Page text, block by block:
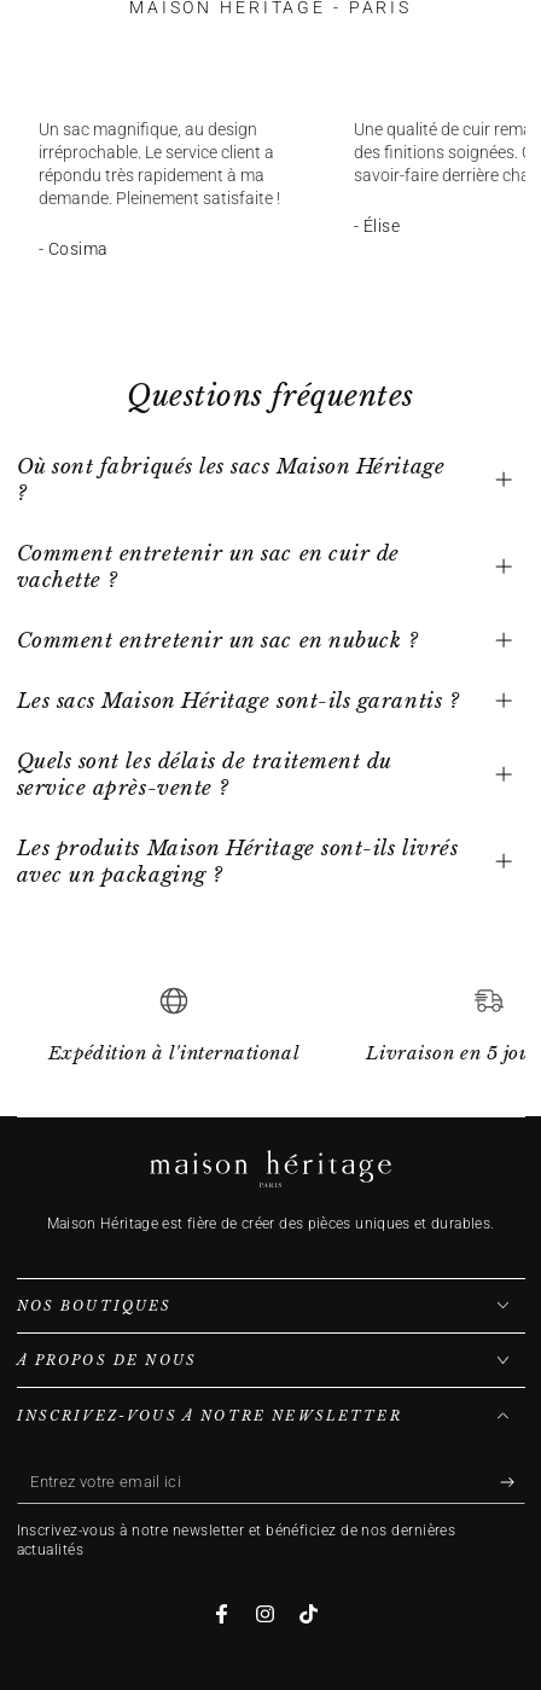
MAISON HÉRITAGE - PARIS
Un sac magnifique, au design
irréprochable. Le service client a
répondu très rapidement à ma
demande. Pleinement satisfaite !
- Cosima
Une qualité de cuir
des finitions soignées.
savoir-faire derrière
- Élise
Questions fréquentes
Où sont fabriqués les sacs Maison Héritage
?
Comment entretenir un sac en cuir de
vachette ?
Comment entretenir un sac en nubuck ?
Les sacs Maison Héritage sont-ils garantis ?
Quels sont les délais de traitement du
service après-vente ?
Les produits Maison Héritage sont-ils livrés
avec un packaging ?
Expédition à l'international Livraison en 5
Maison Héritage est fière de créer des pièces uniques et durables.
NOS BOUTIQUES
À PROPOS DE NOUS
INSCRIVEZ-VOUS À NOTRE NEWSLETTER
Entrez
votre
email
Inscrivez-vous à notre newsletter et bénéficiez de nos dernières
actualités
FacebookInstagramTikTok